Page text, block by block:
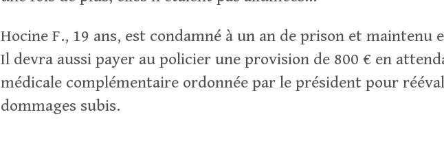
Hocine F., 19 ans, est condamné à un an de prison et maintenu
Il devra aussi payer au policier une provision de 800 € en
médicale complémentaire ordonnée par le président pour
dommages subis.